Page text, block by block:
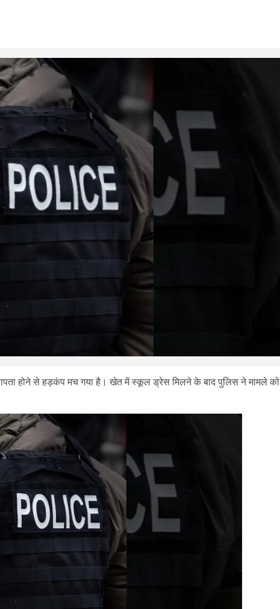
लापता होने से हड़कंप मच गया है। खेत में स्कूल ड्रेस मिलने के बाद पुलिस ने मामले को